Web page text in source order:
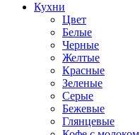
Кухни
Цвет
Белые
Черные
Желтые
Красные
Зеленые
Серые
Бежевые
Глянцевые